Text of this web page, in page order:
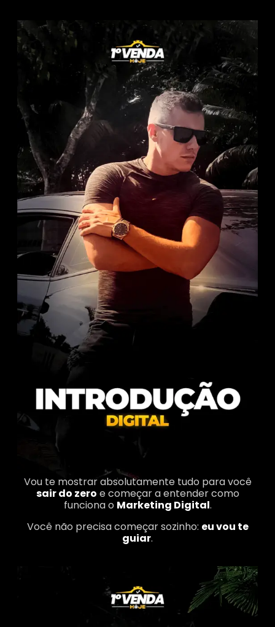
Vou te mostrar absolutamente tudo para você
sair do zero e começar a entender como
funciona o Marketing Digital.
Você não precisa começar sozinho: eu vou te
guiar.